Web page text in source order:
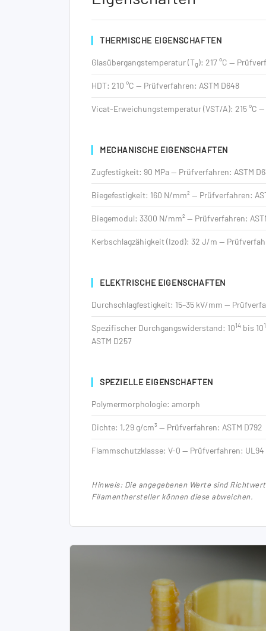
THERMISCHE EIGENSCHAFTEN
Glasübergangstemperatur (Tg): 217 °C —
HDT: 210 °C — Prüfverfahren: ASTM D648
Vicat-Erweichungstemperatur (VST/A): 215 °C
MECHANISCHE EIGENSCHAFTEN
Zugfestigkeit: 90 MPa — Prüfverfahren: ASTM
Biegefestigkeit: 160 N/mm² — Prüfverfahren:
Biegemodul: 3300 N/mm² — Prüfverfahren:
Kerbschlagzähigkeit (Izod): 32 J/m —
ELEKTRISCHE EIGENSCHAFTEN
Durchschlagfestigkeit: 15–35 kV/mm —
Spezifischer Durchgangswiderstand: 1014 bis 10
ASTM D257
SPEZIELLE EIGENSCHAFTEN
Polymermorphologie: amorph
Dichte: 1,29 g/cm³ — Prüfverfahren: ASTM D792
Flammschutzklasse: V-0 — Prüfverfahren: UL94
Hinweis: Die angegebenen Werte sind
Filamenthersteller können diese abweichen.